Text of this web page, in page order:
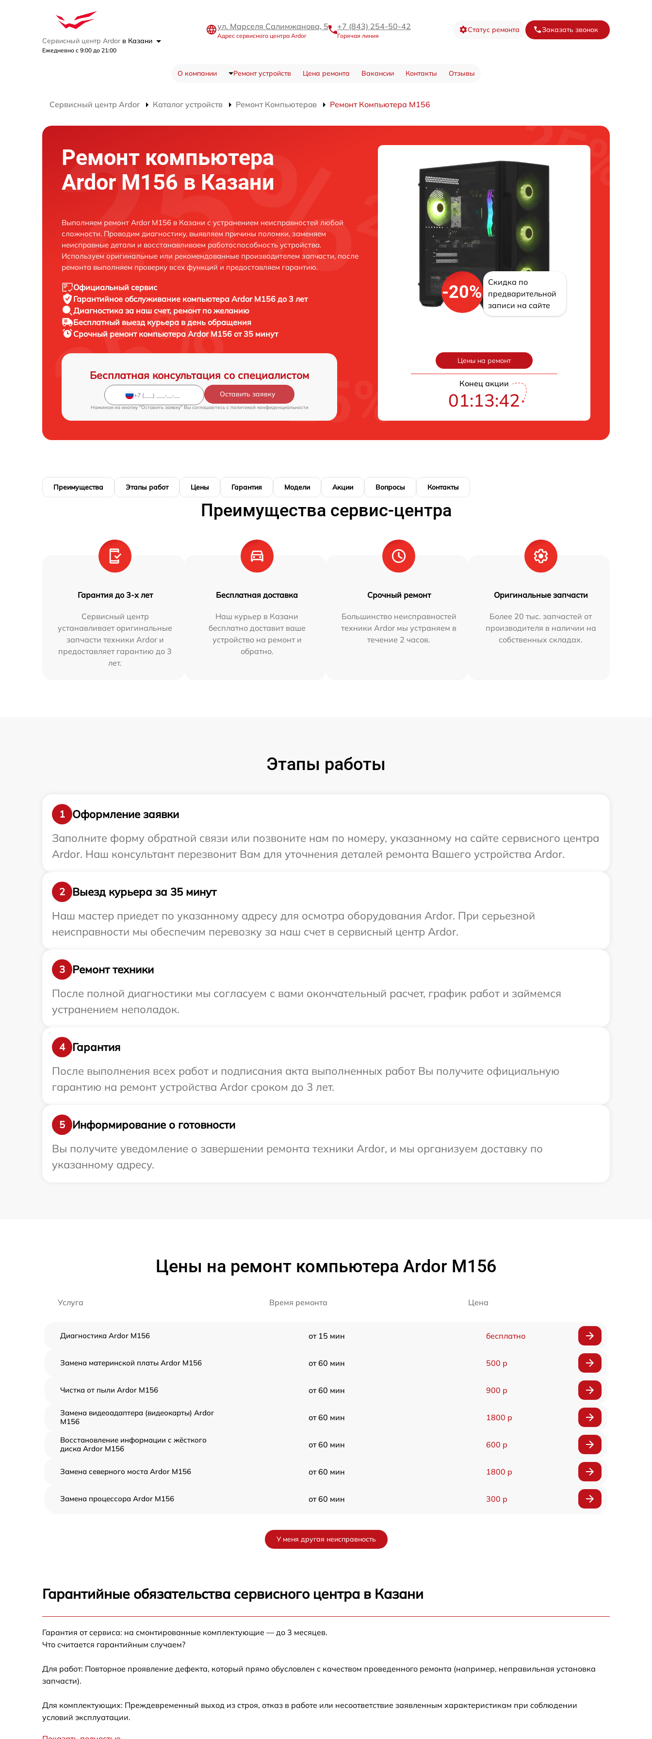
Сервисный центр Ardor в Казани
Ежедневно с 9:00 до 21:00
ул. Марселя Салимжанова, 5
Адрес сервисного центра Ardor
+7 (843) 254-50-42
Горячая линия
Статус ремонта Заказать звонок
О компании Ремонт устройств Цена ремонта Вакансии Контакты Отзывы
Сервисный центр Ardor Каталог устройств Ремонт Компьютеров Ремонт Компьютера M156
Ремонт компьютера
Ardor M156 в Казани
Выполняем ремонт Ardor M156 в Казани с устранением неисправностей любой
сложности. Проводим диагностику, выявляем причины поломки, заменяем
неисправные детали и восстанавливаем работоспособность устройства.
Используем оригинальные или рекомендованные производителем запчасти, после
ремонта выполняем проверку всех функций и предоставляем гарантию.
Официальный сервис
Гарантийное обслуживание компьютера Ardor M156 до 3 лет
Диагностика за наш счет, ремонт по желанию
Бесплатный выезд курьера в день обращения
Срочный ремонт компьютера Ardor M156 от 35 минут
Бесплатная консультация со специалистом
Оставить заявку
Нажимая на кнопку "Оставить заявку" Вы соглашаетесь c политикой конфиденциальности
-20%
Скидка по
предварительной
записи на сайте
Цены на ремонт
Конец акции
01:13:41
Преимущества Этапы работ Цены Гарантия Модели Акции Вопросы Контакты
Преимущества сервис-центра
Гарантия до 3-х лет
Сервисный центр
устанавливает оригинальные
запчасти техники Ardor и
предоставляет гарантию до 3
лет.
Бесплатная доставка
Наш курьер в Казани
бесплатно доставит ваше
устройство на ремонт и
обратно.
Срочный ремонт
Большинство неисправностей
техники Ardor мы устраняем в
течение 2 часов.
Оригинальные запчасти
Более 20 тыс. запчастей от
производителя в наличии на
собственных складах.
Этапы работы
1
Оформление заявки
Заполните форму обратной связи или позвоните нам по номеру, указанному на сайте сервисного центра
Ardor. Наш консультант перезвонит Вам для уточнения деталей ремонта Вашего устройства Ardor.
2
Выезд курьера за 35 минут
Наш мастер приедет по указанному адресу для осмотра оборудования Ardor. При серьезной
неисправности мы обеспечим перевозку за наш счет в сервисный центр Ardor.
3
Ремонт техники
После полной диагностики мы согласуем с вами окончательный расчет, график работ и займемся
устранением неполадок.
4
Гарантия
После выполнения всех работ и подписания акта выполненных работ Вы получите официальную
гарантию на ремонт устройства Ardor сроком до 3 лет.
5
Информирование о готовности
Вы получите уведомление о завершении ремонта техники Ardor, и мы организуем доставку по
указанному адресу.
Цены на ремонт компьютера Ardor M156
Услуга Время ремонта Цена
Диагностика Ardor M156 от 15 мин бесплатно
Замена материнской платы Ardor M156 от 60 мин 500 р
Чистка от пыли Ardor M156 от 60 мин 900 р
Замена видеоадаптера (видеокарты) Ardor
M156
от 60 мин 1800 р
Восстановление информации с жёсткого
диска Ardor M156
от 60 мин 600 р
Замена северного моста Ardor M156 от 60 мин 1800 р
Замена процессора Ardor M156 от 60 мин 300 р
Замена звуковой платы Ardor M156 от 60 мин
У меня другая неисправность
Гарантийные обязательства сервисного центра в Казани
Гарантия от сервиса: на смонтированные комплектующие — до 3 месяцев.
Что считается гарантийным случаем?
Для работ: Повторное проявление дефекта, который прямо обусловлен с качеством проведенного ремонта (например, неправильная установка
запчасти).
Для комплектующих: Преждевременный выход из строя, отказ в работе или несоответствие заявленным характеристикам при соблюдении
условий эксплуатации.